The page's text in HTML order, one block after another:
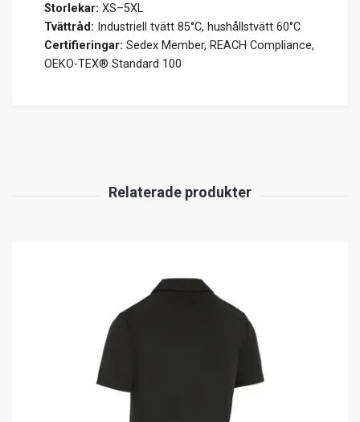
Storlekar: XS–5XL
Tvättråd: Industriell tvätt 85°C, hushållstvätt 60°C
Certifieringar: Sedex Member, REACH Compliance,
OEKO-TEX® Standard 100